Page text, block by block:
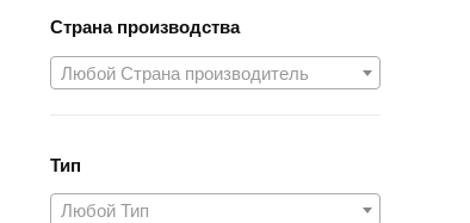
Страна производства
Любой Страна производитель
Тип
Любой Тип